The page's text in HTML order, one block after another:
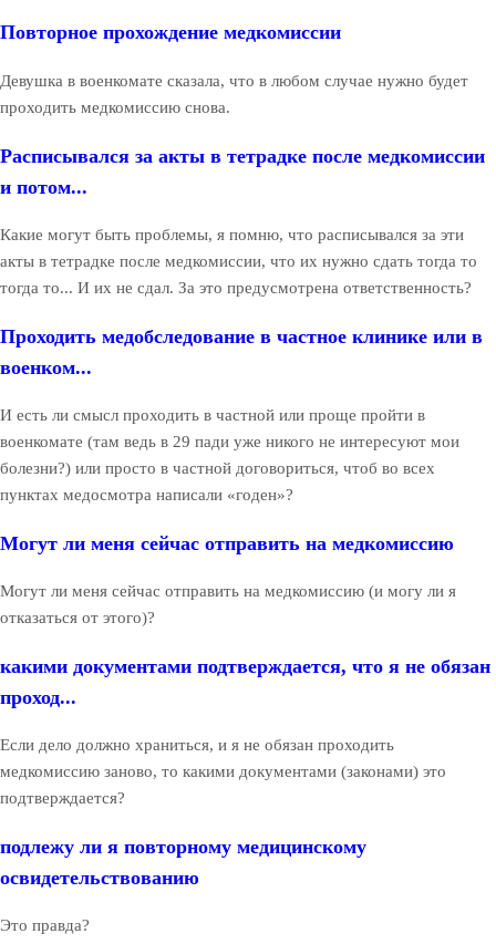
Повторное прохождение медкомиссии
Девушка в военкомате сказала, что в любом случае нужно будет
проходить медкомиссию снова.
Расписывался за акты в тетрадке после медкомиссии
и потом...
Какие могут быть проблемы, я помню, что расписывался за эти
акты в тетрадке после медкомиссии, что их нужно сдать тогда то
тогда то... И их не сдал. За это предусмотрена ответственность?
Проходить медобследование в частное клинике или в
военком...
И есть ли смысл проходить в частной или проще пройти в
военкомате (там ведь в 29 пади уже никого не интересуют мои
болезни?) или просто в частной договориться, чтоб во всех
пунктах медосмотра написали «годен»?
Могут ли меня сейчас отправить на медкомиссию
Могут ли меня сейчас отправить на медкомиссию (и могу ли я
отказаться от этого)?
какими документами подтверждается, что я не обязан
проход...
Если дело должно храниться, и я не обязан проходить
медкомиссию заново, то какими документами (законами) это
подтверждается?
подлежу ли я повторному медицинскому
освидетельствованию
Это правда?